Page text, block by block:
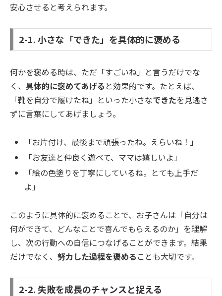
安心させると考えられます。
2-1. 小さな「できた」を具体的に褒める
何かを褒める時は、ただ「すごいね」と言うだけでな
く、 具体的に褒めてあげる と効果的です。たとえば、
「靴を自分で履けたね」といった小さなできたを見逃さ
ずに言葉にしてあげましょう。
「お片付け、最後まで頑張ったね。えらいね！」
「お友達と仲良く遊べて、ママは嬉しいよ」
「絵の色塗りを丁寧にしているね。とても上手だ
よ」
このように具体的に褒めることで、お子さんは「自分は
何ができて、どんなことで喜んでもらえるのか」を理解
し、次の行動への自信につなげることができます。結果
だけでなく、 努力した過程を褒める ことも大切です。
2-2. 失敗を成長のチャンスと捉える